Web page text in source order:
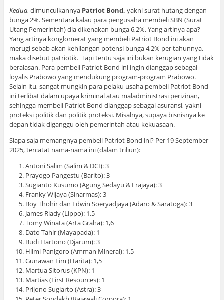
Kedua, dimunculkannya Patriot Bond, yakni surat hutang dengan
bunga 2%. Sementara kalau para pengusaha membeli SBN (Surat
Utang Pemerintah) dia dikenakan bunga 6,2%. Yang artinya apa?
Yang artinya konglomerat yang membeli Patriot Bond ini akan
merugi sebab akan kehilangan potensi bunga 4,2% per tahunnya,
maka disebut patriotik. Tapi tentu saja ini bukan kerugian yang tidak
beralasan. Para pembeli Patriot Bond ini ingin dianggap sebagai
loyalis Prabowo yang mendukung program-program Prabowo.
Selain itu, sangat mungkin para pelaku usaha pembeli Patriot Bond
ini terlibat dalam upaya kriminal atau maladministrasi perizinan,
sehingga membeli Patriot Bond dianggap sebagai asuransi, yakni
proteksi politik dan politik proteksi. Misalnya, supaya bisnisnya ke
depan tidak diganggu oleh pemerintah atau kekuasaan.
Siapa saja memangnya pembeli Patriot Bond ini? Per 19 September
2025, tercatat nama-nama ini (dalam triliun):
Antoni Salim (Salim & DCI): 3
Prayogo Pangestu (Barito): 3
Sugianto Kusumo (Agung Sedayu & Erajaya): 3
Franky Wijaya (Sinarmas): 3
Boy Thohir dan Edwin Soeryadjaya (Adaro & Saratoga): 3
James Riady (Lippo): 1,5
Tomy Winata (Arta Graha): 1,6
Dato Tahir (Mayapada): 1
Budi Hartono (Djarum): 3
Hilmi Panigoro (Amman Mineral): 1,5
Gunawan Lim (Harita): 1,5
Martua Sitorus (KPN): 1
Martias (First Resources): 1
Prijono Sugiarto (Astra): 3